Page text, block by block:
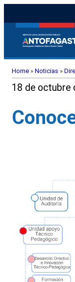
Home » Noticias »
18 de octubre